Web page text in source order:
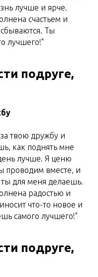
лучше и ярче.
счастьем и
Ты
лучшего!"
подруге,
твою дружбу и
как поднять мне
лучше. Я ценю
проводим вместе, и
ты для меня делаешь.
радостью и
что-то новое и
самого лучшего!"
подруге,